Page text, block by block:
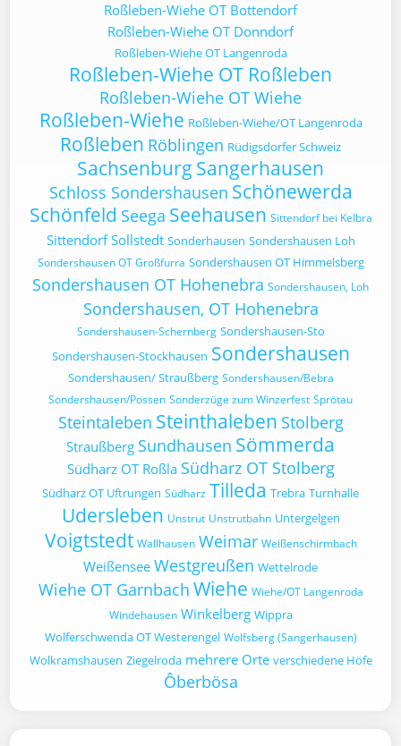
Roßleben-Wiehe OT Bottendorf
Roßleben-Wiehe OT Donndorf
Roßleben-Wiehe OT Langenroda
Roßleben-Wiehe OT Roßleben
Roßleben-Wiehe OT Wiehe
Roßleben-Wiehe Roßleben-Wiehe/OT Langenroda
Roßleben Röblingen Rüdigsdorfer Schweiz
Sachsenburg Sangerhausen
Schloss Sondershausen Schönewerda
Schönfeld Seega Seehausen Sittendorf bei Kelbra
Sittendorf Sollstedt Sonderhausen Sondershausen Loh
Sondershausen OT Großfurra Sondershausen OT Himmelsberg
Sondershausen OT Hohenebra Sondershausen, Loh
Sondershausen, OT Hohenebra
Sondershausen-Schernberg Sondershausen-Sto
Sondershausen-Stockhausen Sondershausen
Sondershausen/ Straußberg Sondershausen/Bebra
Sondershausen/Possen Sonderzüge zum Winzerfest Sprötau
Steintaleben Steinthaleben Stolberg
Straußberg Sundhausen Sömmerda
Südharz OT Roßla Südharz OT Stolberg
Südharz OT Uftrungen Südharz Tilleda Trebra Turnhalle
Udersleben Unstrut Unstrutbahn Untergelgen
Voigtstedt Wallhausen Weimar Weißenschirmbach
Weißensee Westgreußen Wettelrode
Wiehe OT Garnbach Wiehe Wiehe/OT Langenroda
Windehausen Winkelberg Wippra
Wolferschwenda OT Westerengel Wolfsberg (Sangerhausen)
Wolkramshausen Ziegelroda mehrere Orte verschiedene Höfe
Ôberbösa